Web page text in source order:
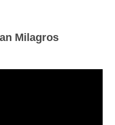
Milagros